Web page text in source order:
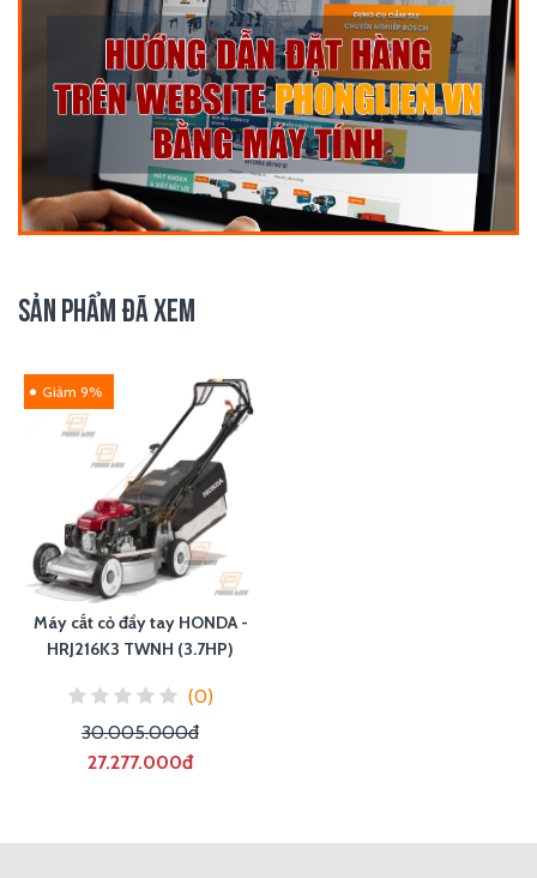
SẢN PHẨM ĐÃ XEM
Giảm 9%
Máy cắt cỏ đẩy tay HONDA -
HRJ216K3 TWNH (3.7HP)
(0)
30.005.000đ
27.277.000đ